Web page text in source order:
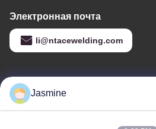
Электронная почта
li@ntacewelding.com
Наш адрес
Адрес
No.10086, дорога Yunlan, городок
Jasmine